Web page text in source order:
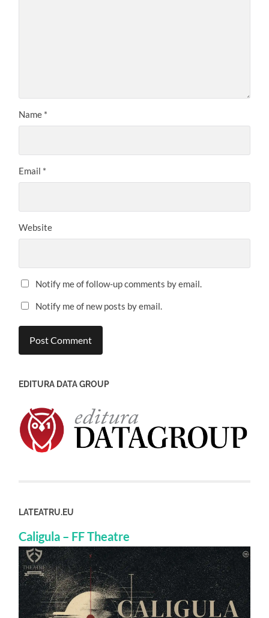
Name *
Email *
Website
Notify me of follow-up comments by email.
Notify me of new posts by email.
EDITURA DATA GROUP
LATEATRU.EU
Caligula – FF Theatre